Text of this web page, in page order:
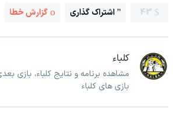
43 اشتراک گذاری گزارش خطا
کلباء
مشاهده برنامه و نتایج کلباء، بازی
بازی های کلباء